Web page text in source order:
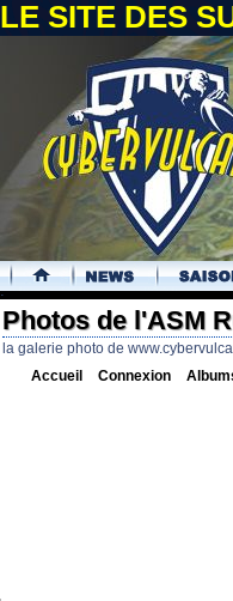
LE SITE DES
.
Photos de l'ASM
la galerie photo de
Accueil Connexion